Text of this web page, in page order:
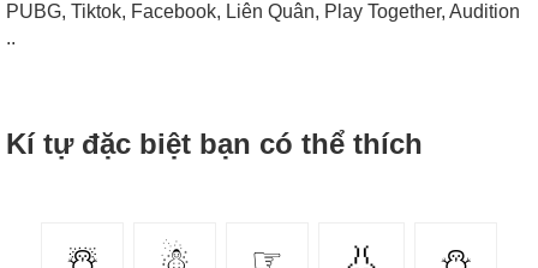
PUBG, Tiktok, Facebook, Liên Quân, Play Together, Audition
..
Kí tự đặc biệt bạn có thể thích